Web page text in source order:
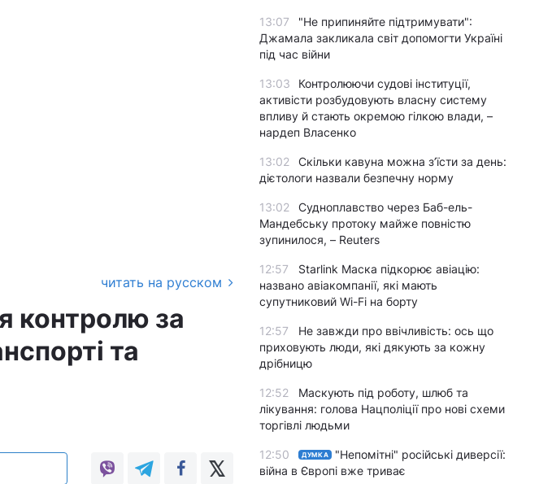
читать на русском
контролю за
та
13:07
"Не припиняйте підтримувати":
Джамала закликала світ допомогти Україні
під час війни
13:03
Контролюючи судові інституції,
активісти розбудовують власну систему
впливу й стають окремою гілкою влади, –
нардеп Власенко
13:02
Скільки кавуна можна з’їсти за день:
дієтологи назвали безпечну норму
13:02
Судноплавство через Баб-ель-
Мандебську протоку майже повністю
зупинилося, – Reuters
12:57
Starlink Маска підкорює авіацію:
названо авіакомпанії, які мають
супутниковий Wi-Fi на борту
12:57
Не завжди про ввічливість: ось що
приховують люди, які дякують за кожну
дрібницю
12:52
Маскують під роботу, шлюб та
лікування: голова Нацполіції про нові схеми
торгівлі людьми
12:50 ДУМКА
"Непомітні" російські диверсії:
війна в Європі вже триває